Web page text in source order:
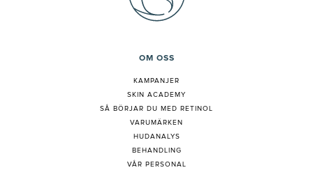
OM OSS
KAMPANJER
SKIN ACADEMY
SÅ BÖRJAR DU MED RETINOL
VARUMÄRKEN
HUDANALYS
BEHANDLING
VÅR PERSONAL